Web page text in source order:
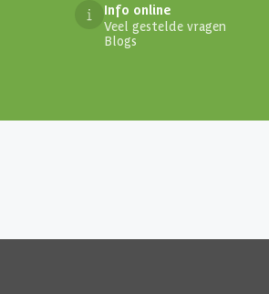
Info online
Veel gestelde vragen
Blogs